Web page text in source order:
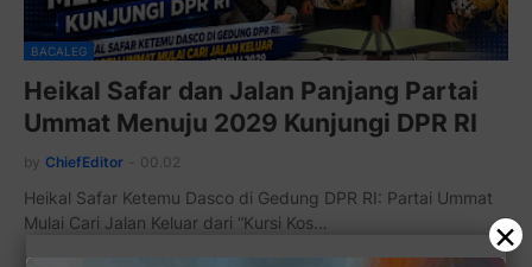
BACALEG
Heikal Safar dan Jalan Panjang Partai
Ummat Menuju 2029 Kunjungi DPR RI
by ChiefEditor 00.02
Heikal Safar Ketemu Dasco di Gedung DPR RI: Partai Ummat
Mulai Cari Jalan Keluar dari “Kursi Kos…
×